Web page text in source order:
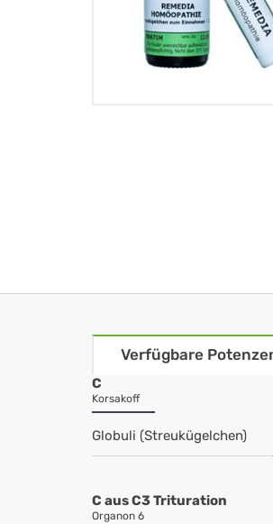
Verfügbare
C
Korsakoff
Globuli (Streukügelchen)
C aus C3 Trituration
Organon 6